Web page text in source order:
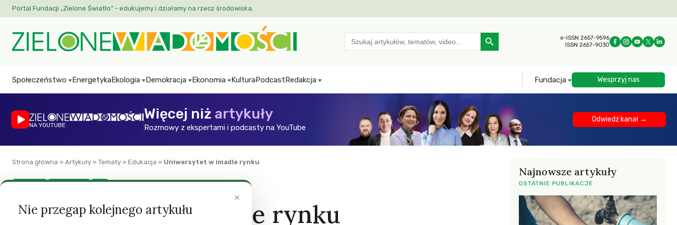
Portal Fundacji „Zielone Światło” - edukujemy i działamy na rzecz środowiska.
Search
for:
Search Button
e-ISSN 2657-9596
ISSN 2657-9030
Społeczeństwo EnergetykaEkologia Demokracja Ekonomia KulturaPodcastRedakcja Fundacja Wesprzyj nas
NA YOUTUBE
Więcej niż artykuły
Rozmowy z ekspertami i podcasty na YouTube
Odwiedź kanał →
Strona główna » Artykuły » Tematy » Edukacja » Uniwersytet w imadle rynku
Uniwersytet w imadle rynku
Najnowsze artykuły
OSTATNIE PUBLIKACJE
×
Nie przegap kolejnego artykułu